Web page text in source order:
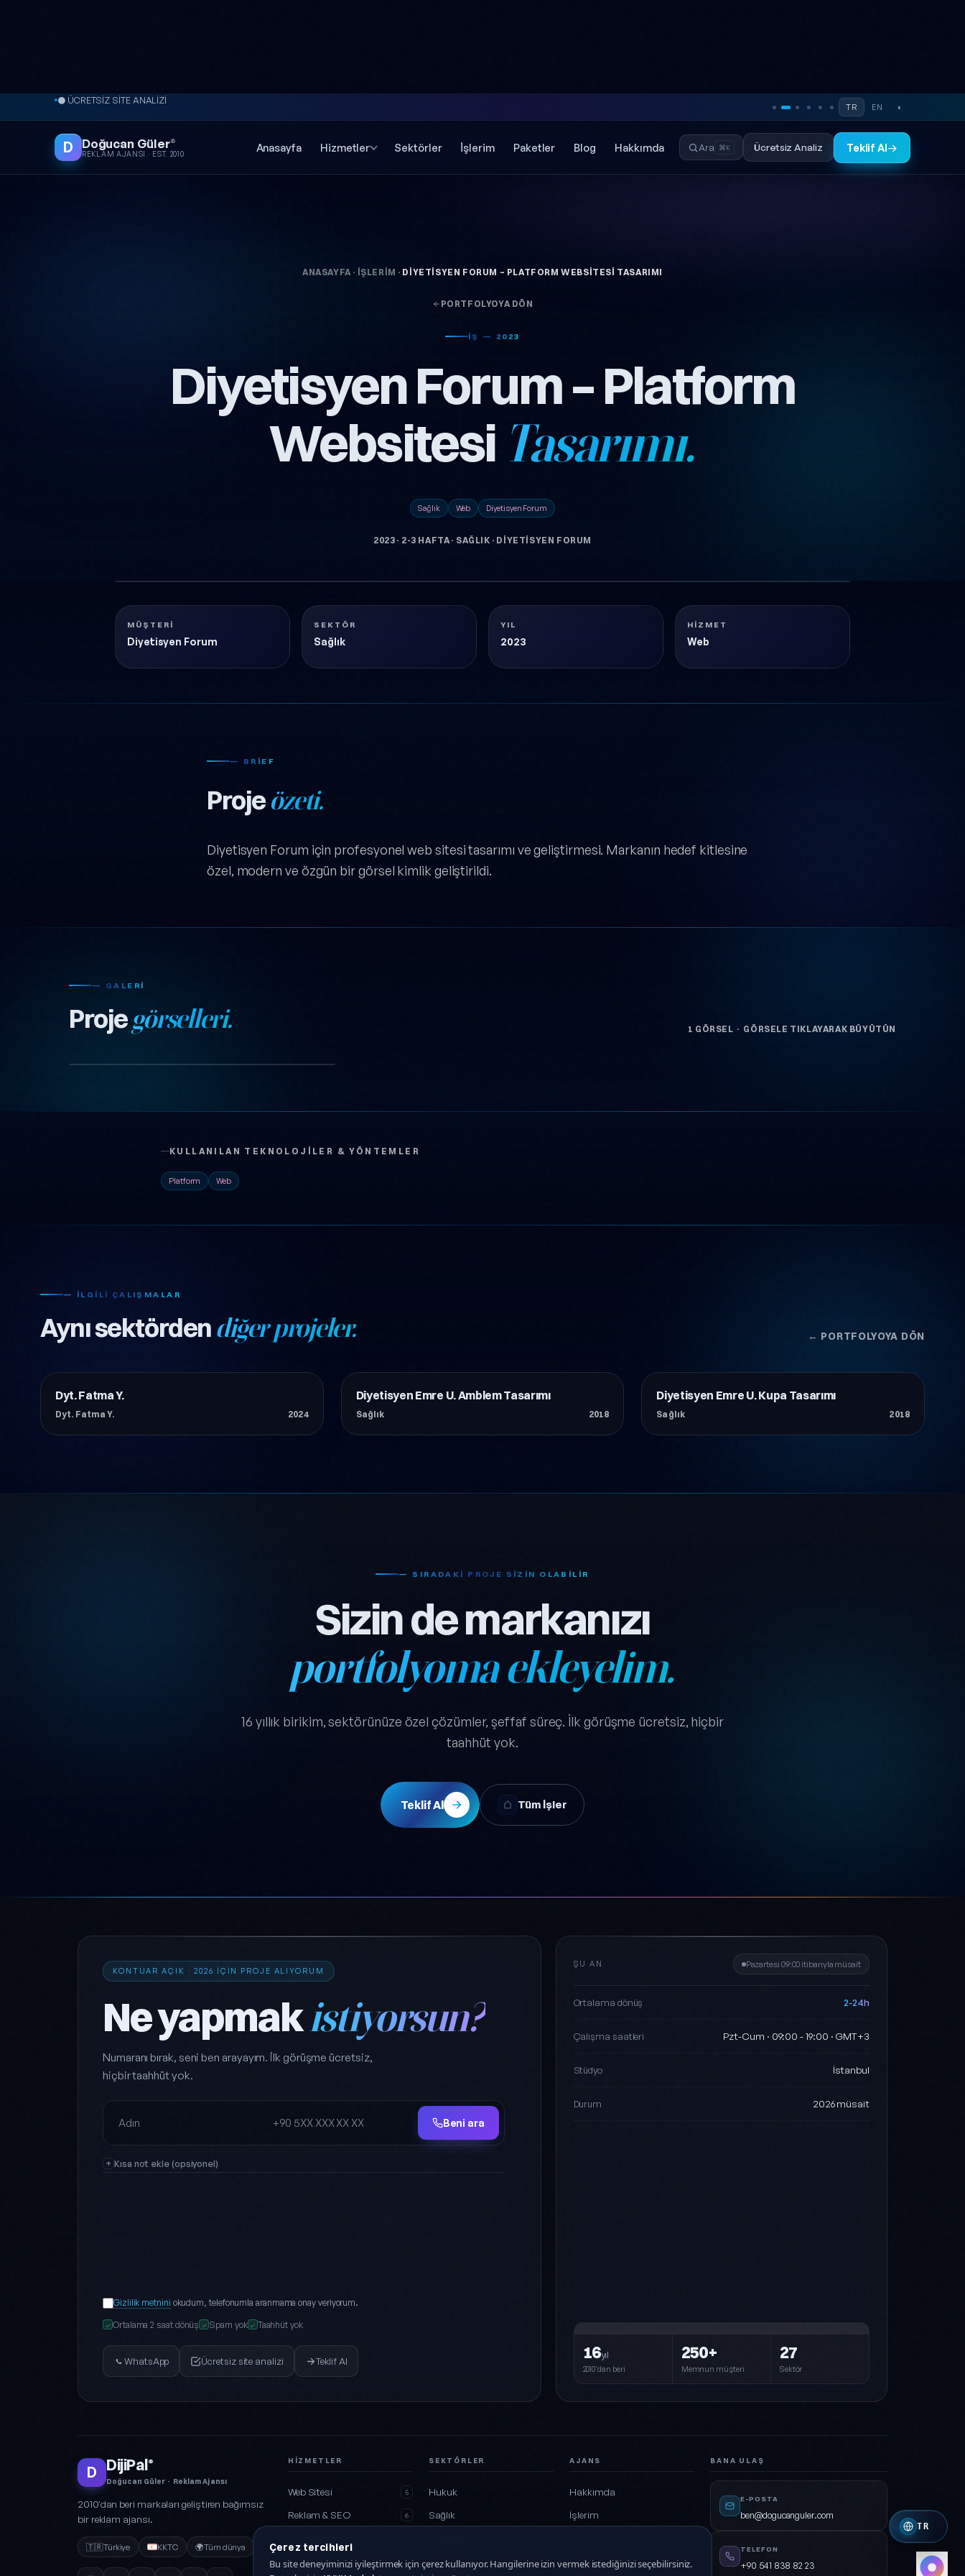
İçeriğe atla⚡ 2-24 SAAT İÇERİSİNDE GERİ DÖNÜŞ
TR EN ◐
D Doğucan Güler®
REKLAM AJANSI · EST. 2010
Anasayfa Hizmetler Sektörler İşlerim Paketler Blog Hakkımda Ara ⌘K Ücretsiz Analiz Teklif Al→
ANASAYFA · İŞLERIM · DIYETISYEN FORUM – PLATFORM WEBSITESI TASARIMI
PORTFOLYOYA DÖN
İŞ — 2023
Diyetisyen Forum – Platform
Websitesi Tasarımı.
Sağlık Web Diyetisyen Forum
2023 · 2-3 HAFTA · SAĞLIK · DIYETISYEN FORUM
Sağlık 2023
MÜŞTERI
Diyetisyen Forum
SEKTÖR
Sağlık
YIL
2023
HIZMET
Web
— BRIEF
Projeözeti.
Diyetisyen Forum için profesyonel web sitesi tasarımı ve geliştirmesi. Markanın hedef kitlesine
özel, modern ve özgün bir görsel kimlik geliştirildi.
— GALERI
Projegörselleri. 1 GÖRSEL · GÖRSELE TIKLAYARAK BÜYÜTÜN
KULLANILAN TEKNOLOJILER & YÖNTEMLER
Platform Web
— İLGILI ÇALIŞMALAR
Aynı sektördendiğer projeler. ← PORTFOLYOYA DÖN
Sağlık
Dyt. Fatma Y.
Dyt. Fatma Y. 2024
Sağlık
Diyetisyen Emre U. Amblem Tasarımı
Sağlık 2018
Sağlık
Diyetisyen Emre U. Kupa Tasarımı
Sağlık 2018
— SIRADAKI PROJE SIZIN OLABILIR
Sizin de markanızı
portfolyoma ekleyelim.
16 yıllık birikim, sektörünüze özel çözümler, şeffaf süreç. İlk görüşme ücretsiz, hiçbir
taahhüt yok.
Teklif Al Tüm İşler
KONTUAR AÇIK · 2026 IÇIN PROJE ALIYORUM
Ne yapmakistiyorsun?
Numaranı bırak, seni ben arayayım. İlk görüşme ücretsiz,
hiçbir taahhüt yok.
Ad Soyad
Telefon
Beni ara
Kısa not ekle (opsiyonel)
Gizlilik metnini okudum, telefonumla aranmama onay veriyorum.
✓ Ortalama 2 saat dönüş ✓ Spam yok ✓ Taahhüt yok
WhatsApp Ücretsiz site analizi Teklif Al
ŞU AN Pazartesi 09:00 itibarıyla müsait
Ortalama dönüş 2-24h
Çalışma saatleri Pzt-Cum · 09:00 - 19:00 · GMT+3
Stüdyo İstanbul
Durum 2026 müsait
16yıl
2010'dan beri
250+
Memnun müşteri
27
Sektör
D DijiPal®
Doğucan Güler · Reklam Ajansı
2010'dan beri markaları geliştiren bağımsız
bir reklam ajansı.
🇹🇷Türkiye KKTC 🌍Tüm dünya
HIZMETLER
Web Sitesi 5
Reklam & SEO 6
Marka 3
SEKTÖRLER
Hukuk
Sağlık
Restoran
AJANS
Hakkımda
İşlerim
Sıkça sorulanlar
BANA ULAŞ
E-POSTA
ben@dogucanguler.com
TELEFON
+90 541 838 82 23
İndigo · Amber
TR
Çerez tercihleri
Bu site deneyiminizi iyileştirmek için çerez kullanıyor. Hangilerine izin vermek istediğinizi seçebilirsiniz.